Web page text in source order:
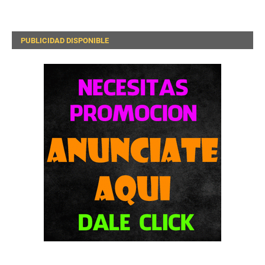
PUBLICIDAD DISPONIBLE